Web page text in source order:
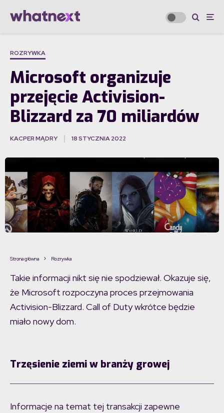
ROZRYWKA
Microsoft organizuje
przejęcie Activision-
Blizzard za 70 miliardów
KACPER MĄDRY 18 STYCZNIA 2022
Strona główna Rozrywka
Takie informacji nikt się nie spodziewał. Okazuje się,
że Microsoft rozpoczyna proces przejmowania
Activision-Blizzard. Call of Duty wkrótce będzie
miało nowy dom.
Trzęsienie ziemi w branży growej
Informacje na temat tej transakcji zapewne